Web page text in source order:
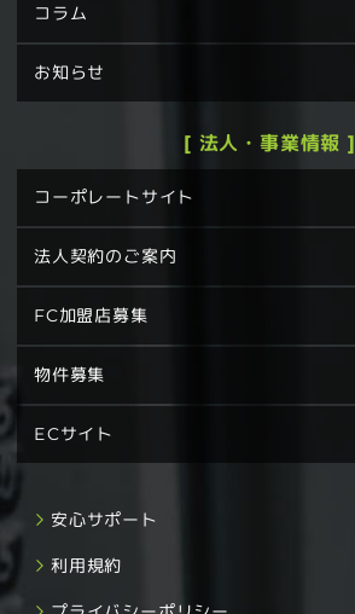
コラム
お知らせ
[ 法人・事業情報 ]
コーポレートサイト
法人契約のご案内
FC加盟店募集
物件募集
ECサイト
安心サポート
利用規約